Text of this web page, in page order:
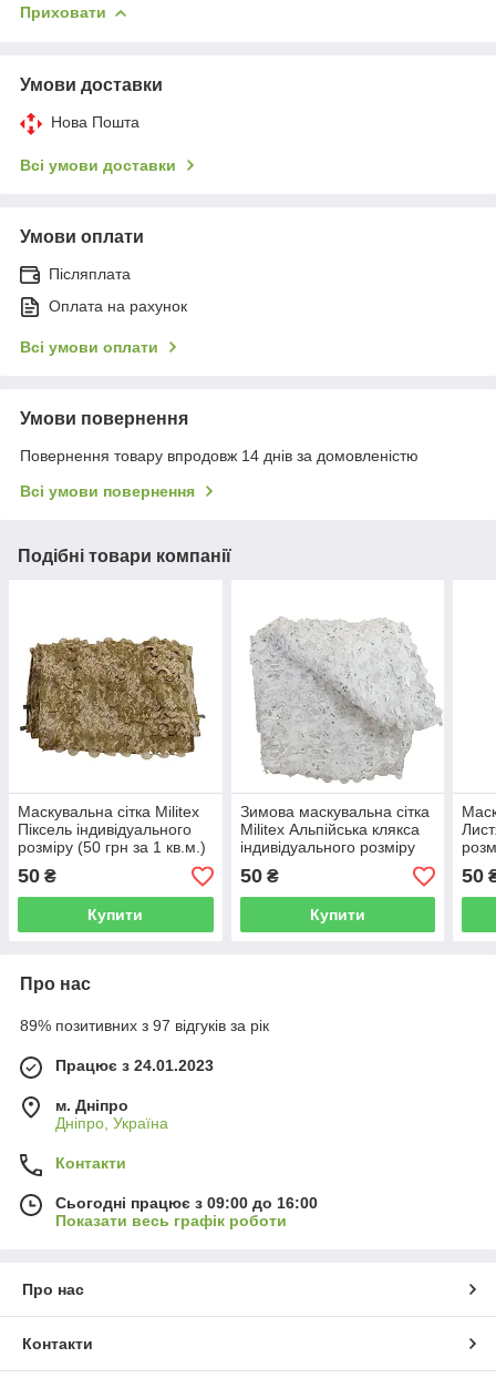
Приховати
Умови доставки
Нова Пошта
Всі умови доставки
Умови оплати
Післяплата
Оплата на рахунок
Всі умови оплати
Умови повернення
Повернення товару впродовж 14 днів за домовленістю
Всі умови повернення
Подібні товари компанії
Маскувальна сітка Militex
Піксель індивідуального
розміру (50 грн за 1 кв.м.)
50 ₴
Купити
Зимова маскувальна сітка
Militex Альпійська клякса
індивідуального розміру
(50 грн за 1 кв.м.)
50₴
Купити
50
Про нас
89% позитивних з 97 відгуків за рік
Працює з 24.01.2023
м. Дніпро
Дніпро, Україна
Контакти
Сьогодні працює з 09:00 до 16:00
Показати весь графік роботи
Про нас
Контакти